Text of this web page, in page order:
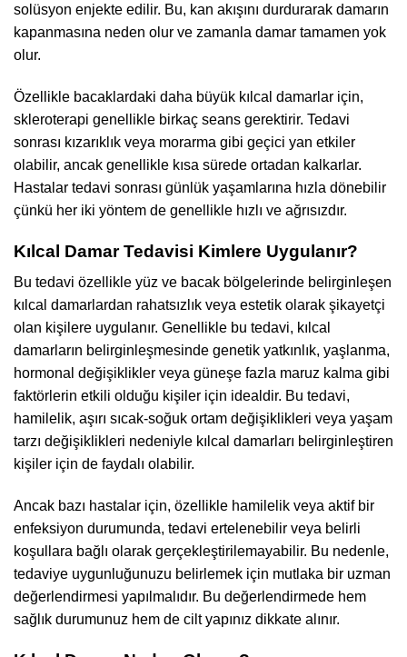
solüsyon enjekte edilir. Bu, kan akışını durdurarak damarın
kapanmasına neden olur ve zamanla damar tamamen yok
olur.
Özellikle bacaklardaki daha büyük kılcal damarlar için,
skleroterapi genellikle birkaç seans gerektirir. Tedavi
sonrası kızarıklık veya morarma gibi geçici yan etkiler
olabilir, ancak genellikle kısa sürede ortadan kalkarlar.
Hastalar tedavi sonrası günlük yaşamlarına hızla dönebilir
çünkü her iki yöntem de genellikle hızlı ve ağrısızdır.
Kılcal Damar Tedavisi Kimlere Uygulanır?
Bu tedavi özellikle yüz ve bacak bölgelerinde belirginleşen
kılcal damarlardan rahatsızlık veya estetik olarak şikayetçi
olan kişilere uygulanır. Genellikle bu tedavi, kılcal
damarların belirginleşmesinde genetik yatkınlık, yaşlanma,
hormonal değişiklikler veya güneşe fazla maruz kalma gibi
faktörlerin etkili olduğu kişiler için idealdir. Bu tedavi,
hamilelik, aşırı sıcak-soğuk ortam değişiklikleri veya yaşam
tarzı değişiklikleri nedeniyle kılcal damarları belirginleştiren
kişiler için de faydalı olabilir.
Ancak bazı hastalar için, özellikle hamilelik veya aktif bir
enfeksiyon durumunda, tedavi ertelenebilir veya belirli
koşullara bağlı olarak gerçekleştirilemayabilir. Bu nedenle,
tedaviye uygunluğunuzu belirlemek için mutlaka bir uzman
değerlendirmesi yapılmalıdır. Bu değerlendirmede hem
sağlık durumunuz hem de cilt yapınız dikkate alınır.